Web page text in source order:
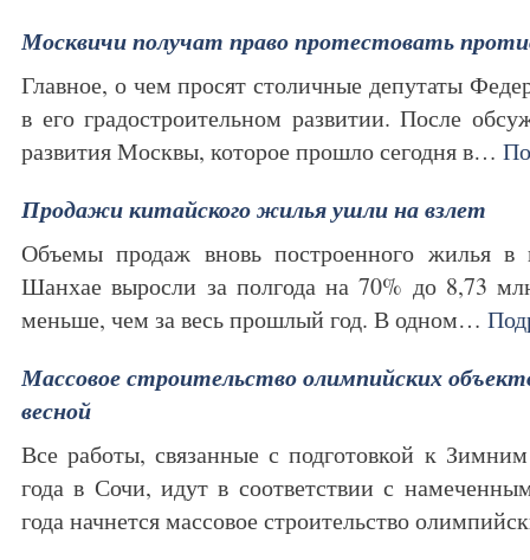
Москвичи получат право протестовать
Главное, о чем просят столичные депутаты
в его градостроительном развитии. После
развития Москвы, которое прошло сегодня в…
Продажи китайского жилья ушли на взлет
Объемы продаж вновь построенного жилья в
Шанхае выросли за полгода на 70% до 8,73
меньше, чем за весь прошлый год. В одном…
Массовое строительство олимпийских
весной
Все работы, связанные с подготовкой к
года в Сочи, идут в соответствии с
года начнется массовое строительство